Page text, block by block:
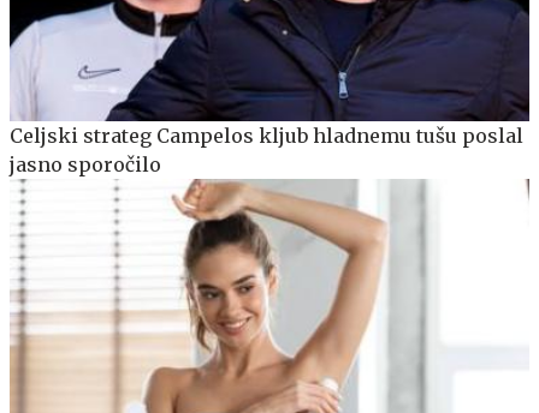
Celjski strateg Campelos kljub hladnemu tušu poslal
jasno sporočilo